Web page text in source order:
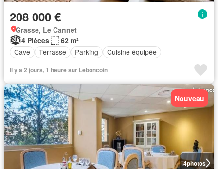
208 000 €
Grasse, Le Cannet
4 Pièces
62 m²
Cave
Terrasse Parking Cuisine équipée
Il y a 2 jours, 1 heure sur Leboncoin
4photos
Nouveau